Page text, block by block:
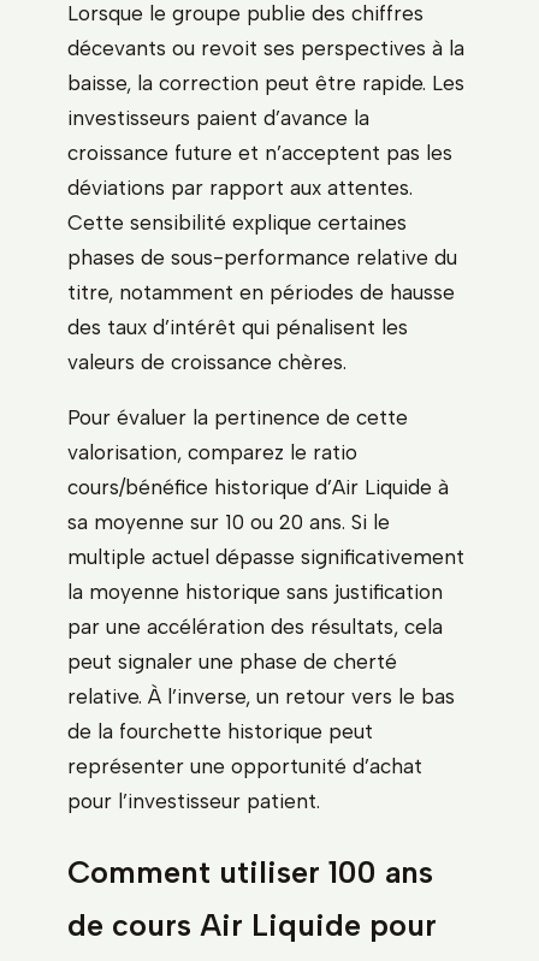
Lorsque le groupe publie des chiffres
décevants ou revoit ses perspectives à la
baisse, la correction peut être rapide. Les
investisseurs paient d’avance la
croissance future et n’acceptent pas les
déviations par rapport aux attentes.
Cette sensibilité explique certaines
phases de sous-performance relative du
titre, notamment en périodes de hausse
des taux d’intérêt qui pénalisent les
valeurs de croissance chères.
Pour évaluer la pertinence de cette
valorisation, comparez le ratio
cours/bénéfice historique d’Air Liquide à
sa moyenne sur 10 ou 20 ans. Si le
multiple actuel dépasse significativement
la moyenne historique sans justification
par une accélération des résultats, cela
peut signaler une phase de cherté
relative. À l’inverse, un retour vers le bas
de la fourchette historique peut
représenter une opportunité d’achat
pour l’investisseur patient.
Comment utiliser 100 ans
de cours Air Liquide pour